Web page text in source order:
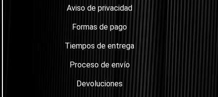
Aviso de privacidad
Formas de pago
Tiempos de entrega
Proceso de envío
Devoluciones